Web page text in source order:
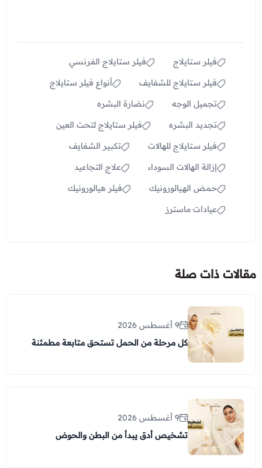
فيلر ستايلاج
فيلر ستايلاج الفرنسي
فيلر ستايلاج للشفايف
أنواع فيلر ستايلاج
تجميل الوجه
نضارة البشره
تجديد البشره
فيلر ستايلاج لتحت العين
فيلر ستايلاج للهالات
تكبير الشفايف
إزالة الهالات السوداء
علاج التجاعيد
حمض الهيالورونيك
فيلر هيالورونيك
عيادات ماسترز
مقالات ذات صلة
9 أغسطس 2026
كل مرحلة من الحمل تستحق متابعة مطمئنة
9 أغسطس 2026
تشخيص أدق يبدأ من البطن والحوض